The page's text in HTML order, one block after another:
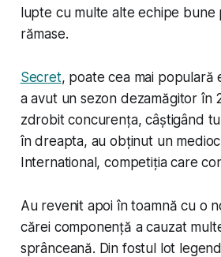
lupte cu multe alte echipe bune
rămase.
Secret, poate cea mai populară
a avut un sezon dezamăgitor în
zdrobit concurența, câștigând
în dreapta, au obținut un
International, competiția care
Au revenit apoi în toamnă cu o
cărei componență a cauzat
sprânceană. Din fostul lot